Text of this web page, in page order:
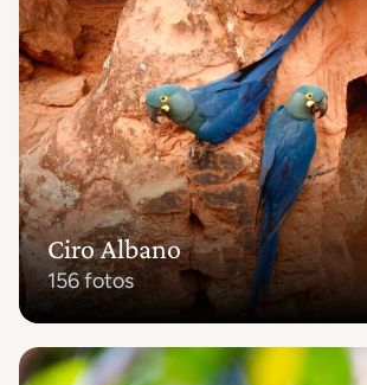
Ciro Albano
156 fotos